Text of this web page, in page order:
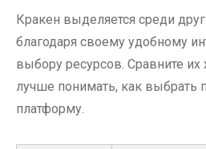
Кракен выделяется среди
благодаря своему удобному
выбору ресурсов. Сравните их
лучше понимать, как выбрать
платформу.